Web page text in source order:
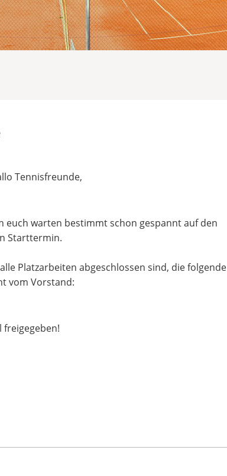
Tennisfreunde,
euch warten bestimmt schon gespannt auf den
Starttermin.
Platzarbeiten abgeschlossen sind, die folgende
vom Vorstand:
freigegeben!